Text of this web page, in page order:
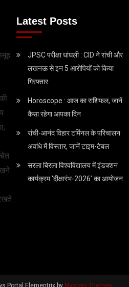
Latest Posts
JPSC परीक्षा धांधली : CID ने रांची और
लखनऊ से इन 5 आरोपियों को किया
गिरफ्तार
Horoscope : आज का राशिफल, जानें
कैसा रहेगा आपका दिन
रांची-आनंद विहार टर्मिनल के परिचालन
अवधि में विस्तार, जानें टाइम-टेबल
सरला बिरला विश्वविद्यालय में इंडक्शन
कार्यक्रम ‘दीक्षारंभ-2026’ का आयोजन